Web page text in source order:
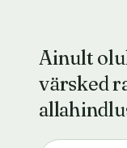
Ainult
värsked